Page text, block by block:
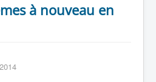
à nouveau en